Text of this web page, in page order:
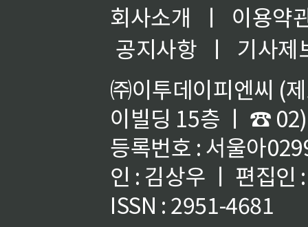
회사소개 ㅣ
이용약
공지사항
ㅣ
기사제
㈜이투데이피엔씨 (
이빌딩 15층 ㅣ ☎
등록번호 : 서울아
인 : 김상우 ㅣ 편집인
ISSN : 2951-4681